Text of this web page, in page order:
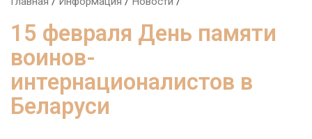
15 февраля День памяти
воинов-
интернационалистов в
Беларуси